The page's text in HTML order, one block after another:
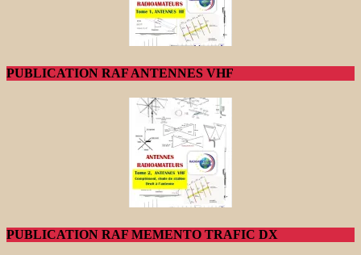
PUBLICATION RAF ANTENNES VHF
PUBLICATION RAF MEMENTO TRAFIC DX